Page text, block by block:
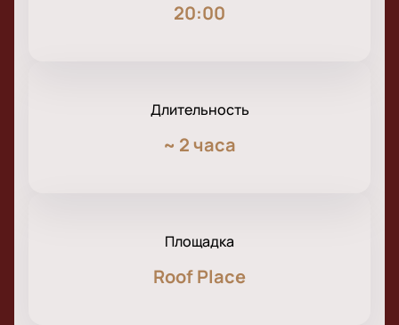
20:00
Длительность
~ 2 часа
Площадка
Roof Place